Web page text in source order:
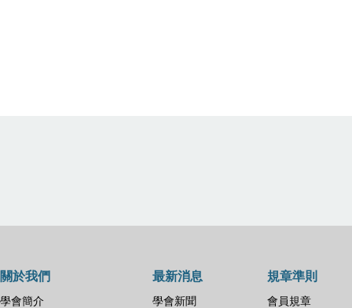
關於我們
學會簡介
最新消息
學會新聞
規章準則
會員規章